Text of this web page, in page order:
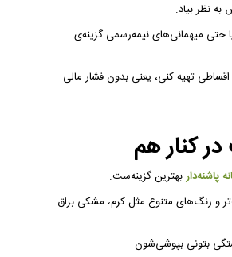
نظر بیاد.
میهمانی‌های نیمه‌رسمی گزینه‌ی
تهیه کنی، یعنی بدون فشار مالی
کنار هم
پاشنه‌داربهترین گزینه‌ست.
ظریف‌تر و رنگ‌های متنوع مثل کرم، مشکی براق
بتونی بپوشی‌شون.